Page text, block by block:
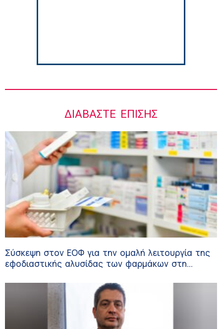
ΔΙΑΒΆΣΤΕ ΕΠΊΣΗΣ
Σύσκεψη στον ΕΟΦ για την ομαλή λειτουργία της
εφοδιαστικής αλυσίδας των φαρμάκων στη